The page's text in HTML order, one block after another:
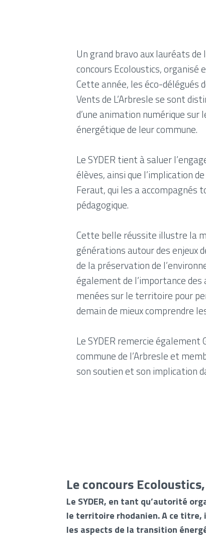
Un grand bravo aux lauréats
concours Ecoloustics, organisé
Cette année, les éco-délégués
Vents de L’Arbresle se sont
d’une animation numérique
énergétique de leur commune.
Le SYDER tient à saluer
élèves, ainsi que l’implication
Feraut, qui les a accompagnés
pédagogique.
Cette belle réussite illustre la
générations autour des enjeux
de la préservation de
également de l’importance
menées sur le territoire pour
demain de mieux comprendre
Le SYDER remercie également
commune de l’Arbresle et
son soutien et son implication
Le concours
Le SYDER, en tant qu’autorité
le territoire rhodanien. A ce titre,
les aspects de la transition